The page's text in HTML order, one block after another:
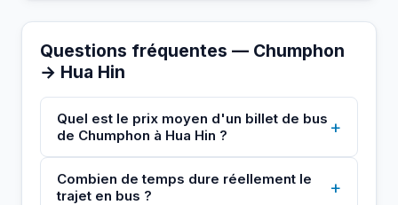
Questions fréquentes — Chumphon
→ Hua Hin
Quel est le prix moyen d'un billet de bus
de Chumphon à Hua Hin ?
+
Combien de temps dure réellement le
trajet en bus ?
+